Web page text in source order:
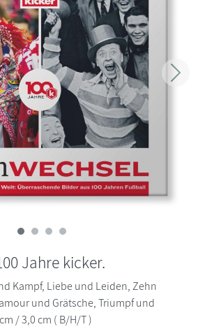
Jahre kicker.
Kampf, Liebe und Leiden, Zehn
und Grätsche, Triumpf und
/ 3,0 cm ( B/H/T )